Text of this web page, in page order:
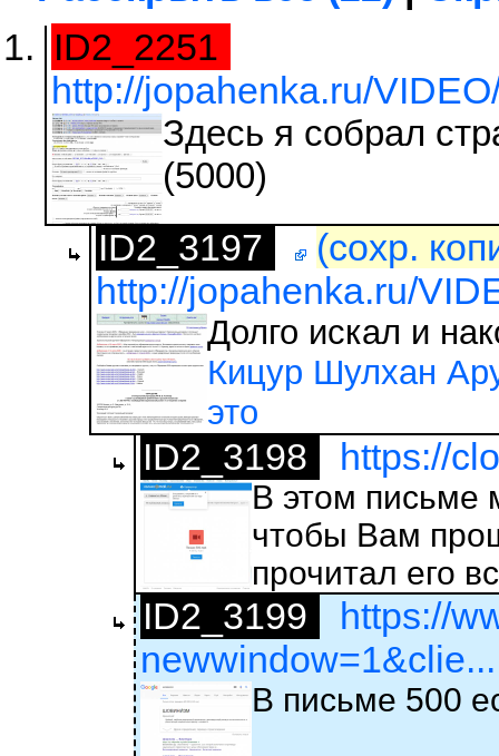
ID2_2251
http://jopahenka.ru/
Здесь я собрал
(5000)
ID2_3197
(сохр.
http://jopahenka.ru/
Долго искал и
Кицур Шулхан
это
ID2_3198 https://
В этом письме
чтобы Вам
прочитал его
ID2_3199
https://
newwindow=1&clie...
В письме 500